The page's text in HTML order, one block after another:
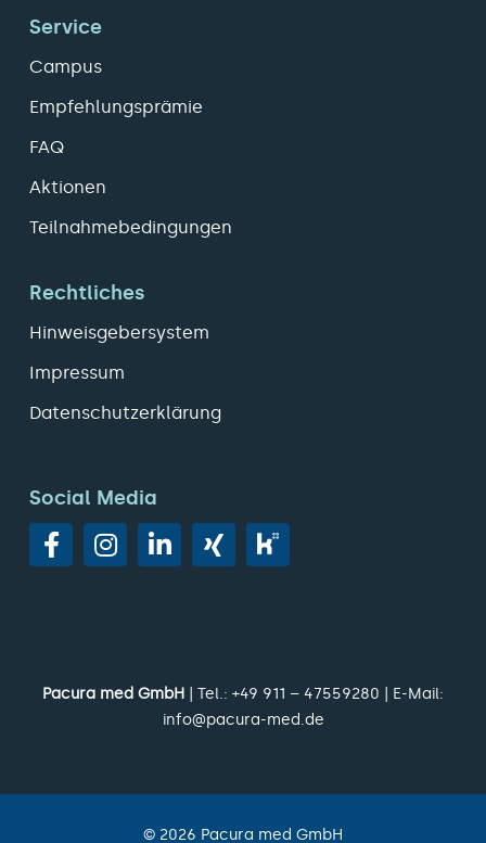
Service
Campus
Empfehlungsprämie
FAQ
Aktionen
Teilnahmebedingungen
Rechtliches
Hinweisgebersystem
Impressum
Datenschutzerklärung
Social Media
Pacura med GmbH | Tel.: +49 911 – 47559280 | E-Mail:
info@pacura-med.de
© 2026 Pacura med GmbH